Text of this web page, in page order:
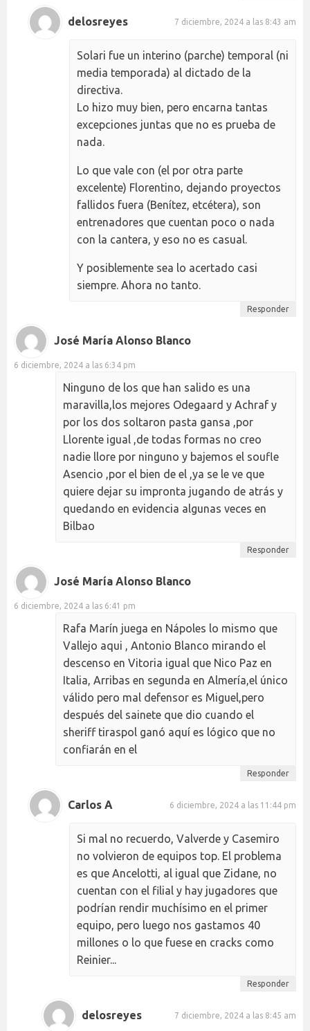
delosreyes 7 diciembre, 2024 a las 8:43 am
Solari fue un interino (parche) temporal (ni
media temporada) al dictado de la
directiva.
Lo hizo muy bien, pero encarna tantas
excepciones juntas que no es prueba de
nada.
Lo que vale con (el por otra parte
excelente) Florentino, dejando proyectos
fallidos fuera (Benítez, etcétera), son
entrenadores que cuentan poco o nada
con la cantera, y eso no es casual.
Y posiblemente sea lo acertado casi
siempre. Ahora no tanto.
Responder
José María Alonso Blanco
6 diciembre, 2024 a las 6:34 pm
Ninguno de los que han salido es una
maravilla,los mejores Odegaard y Achraf y
por los dos soltaron pasta gansa ,por
Llorente igual ,de todas formas no creo
nadie llore por ninguno y bajemos el soufle
Asencio ,por el bien de el ,ya se le ve que
quiere dejar su impronta jugando de atrás y
quedando en evidencia algunas veces en
Bilbao
Responder
José María Alonso Blanco
6 diciembre, 2024 a las 6:41 pm
Rafa Marín juega en Nápoles lo mismo que
Vallejo aqui , Antonio Blanco mirando el
descenso en Vitoria igual que Nico Paz en
Italia, Arribas en segunda en Almería,el único
válido pero mal defensor es Miguel,pero
después del sainete que dio cuando el
sheriff tiraspol ganó aquí es lógico que no
confiarán en el
Responder
Carlos A 6 diciembre, 2024 a las 11:44 pm
Si mal no recuerdo, Valverde y Casemiro
no volvieron de equipos top. El problema
es que Ancelotti, al igual que Zidane, no
cuentan con el filial y hay jugadores que
podrían rendir muchísimo en el primer
equipo, pero luego nos gastamos 40
millones o lo que fuese en cracks como
Reinier...
Responder
delosreyes 7 diciembre, 2024 a las 8:45 am